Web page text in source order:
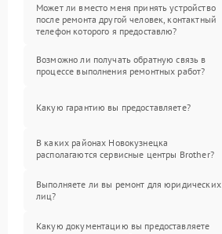
Может ли вместо меня принять устройство
после ремонта другой человек, контактный
телефон которого я предоставлю?
Возможно ли получать обратную связь в
процессе выполнения ремонтных работ?
Какую гарантию вы предоставляете?
В каких районах Новокузнецка
располагаются сервисные центры Brother?
Выполняете ли вы ремонт для юридических
лиц?
Какую документацию вы предоставляете